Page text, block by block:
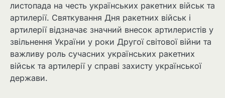
листопада на честь українських ракетних військ та
артилерії. Святкування Дня ракетних військ і
артилерії відзначає значний внесок артилеристів у
звільнення України у роки Другої світової війни та
важливу роль сучасних українських ракетних
військ та артилерії у справі захисту української
держави.